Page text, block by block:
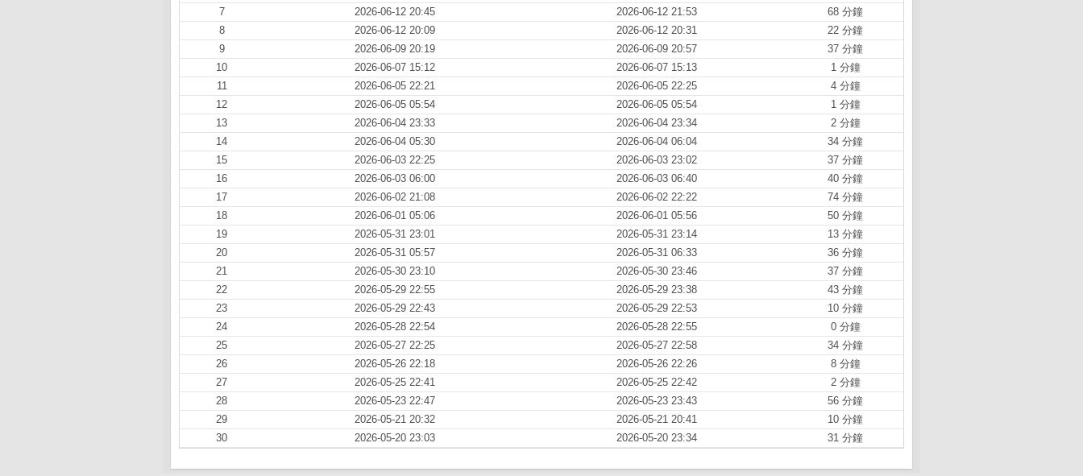
7
2026-06-12 20:45 2026-06-12 21:53
68 分鐘
8
2026-06-12 20:09 2026-06-12 20:31
22 分鐘
9
2026-06-09 20:19 2026-06-09 20:57
37 分鐘
10
2026-06-07 15:12 2026-06-07 15:13
1 分鐘
11
2026-06-05 22:21 2026-06-05 22:25
4 分鐘
12
2026-06-05 05:54 2026-06-05 05:54
1 分鐘
13
2026-06-04 23:33 2026-06-04 23:34
2 分鐘
14
2026-06-04 05:30 2026-06-04 06:04
34 分鐘
15
2026-06-03 22:25 2026-06-03 23:02
37 分鐘
16
2026-06-03 06:00 2026-06-03 06:40
40 分鐘
17
2026-06-02 21:08 2026-06-02 22:22
74 分鐘
18
2026-06-01 05:06 2026-06-01 05:56
50 分鐘
19
2026-05-31 23:01 2026-05-31 23:14
13 分鐘
20
2026-05-31 05:57 2026-05-31 06:33
36 分鐘
21
2026-05-30 23:10 2026-05-30 23:46
37 分鐘
22
2026-05-29 22:55 2026-05-29 23:38
43 分鐘
23
2026-05-29 22:43 2026-05-29 22:53
10 分鐘
24
2026-05-28 22:54 2026-05-28 22:55
0 分鐘
25
2026-05-27 22:25 2026-05-27 22:58
34 分鐘
26
2026-05-26 22:18 2026-05-26 22:26
8 分鐘
27
2026-05-25 22:41 2026-05-25 22:42
2 分鐘
28
2026-05-23 22:47 2026-05-23 23:43
56 分鐘
29
2026-05-21 20:32 2026-05-21 20:41
10 分鐘
30
2026-05-20 23:03 2026-05-20 23:34 31 分鐘